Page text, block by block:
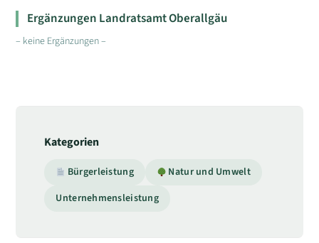
Ergänzungen Landratsamt Oberallgäu
– keine Ergänzungen –
Kategorien
Bürgerleistung
Natur und Umwelt
Unternehmensleistung